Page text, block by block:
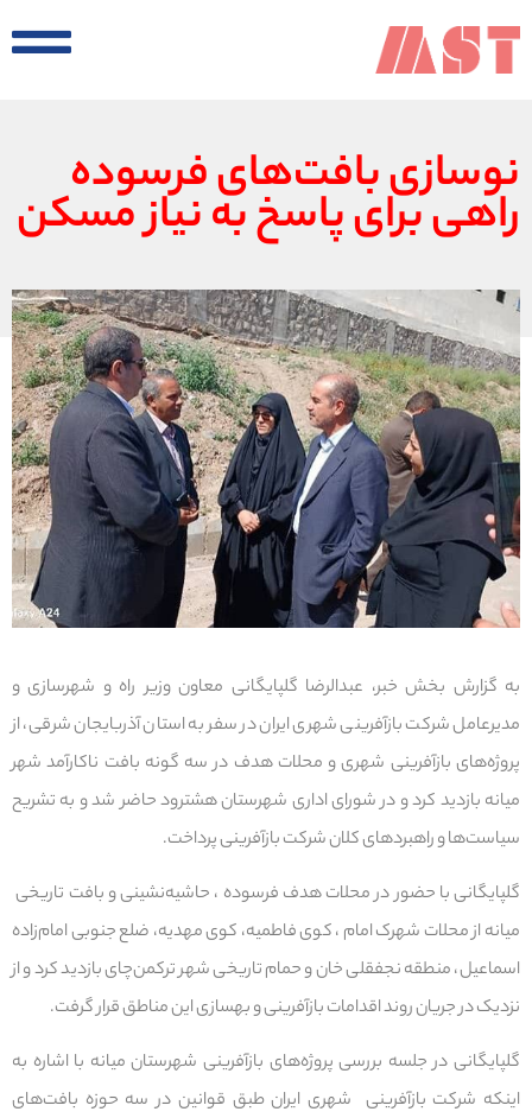
نوسازی بافت‌های فرسوده
راهی برای پاسخ به نیاز مسکن
به گزارش بخش خبر، عبدالرضا گلپایگانی معاون وزیر راه و شهرسازی و
مدیرعامل شرکت بازآفرینی شهری ایران در سفر به استان آذربایجان شرقی، از
پروژه‌های بازآفرینی شهری و محلات هدف در سه گونه بافت ناکارآمد شهر
میانه بازدید کرد و در شورای اداری شهرستان هشترود حاضر شد و به تشریح
سیاست‌ها و راهبردهای کلان شرکت بازآفرینی پرداخت.
گلپایگانی با حضور در محلات هدف فرسوده ، حاشیه‌نشینی و بافت تاریخی
میانه از محلات شهرک امام ، کوی فاطمیه، کوی مهدیه، ضلع جنوبی امام‌زاده
اسماعیل، منطقه نجفقلی خان و حمام تاریخی شهر ترکمن‌چای بازدید کرد و از
نزدیک در جریان روند اقدامات بازآفرینی و بهسازی این مناطق قرار گرفت.
گلپایگانی در جلسه بررسی پروژه‌های بازآفرینی شهرستان میانه با اشاره به
اینکه شرکت بازآفرینی شهری ایران طبق قوانین در سه حوزه بافت‌های